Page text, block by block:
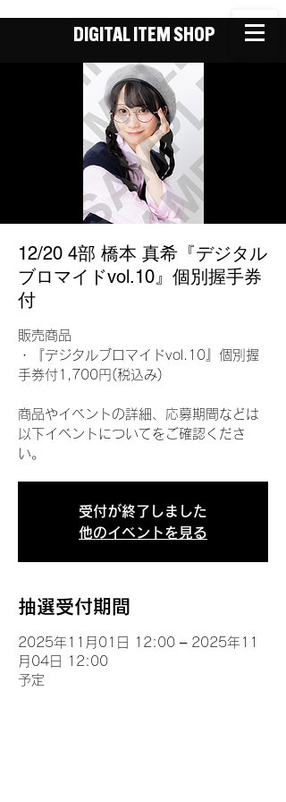
DIGITAL ITEM SHOP
12/20 4部 橋本 真希『デジタル
ブロマイドvol.10』個別握手券
付
販売商品
・『デジタルブロマイドvol.10』個別握
手券付1,700円(税込み)
商品やイベントの詳細、応募期間などは
以下イベントについてをご確認くださ
い。
受付が終了しました
他のイベントを見る
抽選受付期間
2025年11月01日 12:00 – 2025年11
月04日 12:00
予定